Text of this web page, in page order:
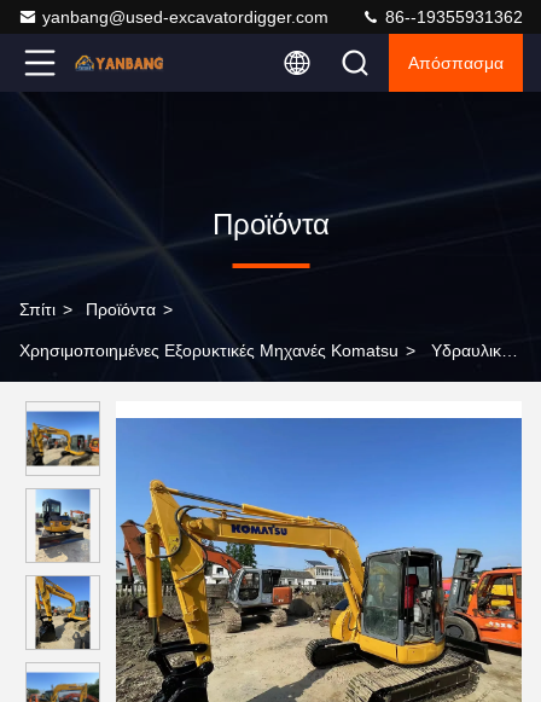
yanbang@used-excavatordigger.com 86--19355931362
Απόσπασμα
Προϊόντα
Σπίτι > Προϊόντα >
Χρησιμοποιημένες Εξορυκτικές Μηχανές Komatsu > Υδραυλικός
Γήπεδα Εργασία Komatsu 78 Us 7Ton